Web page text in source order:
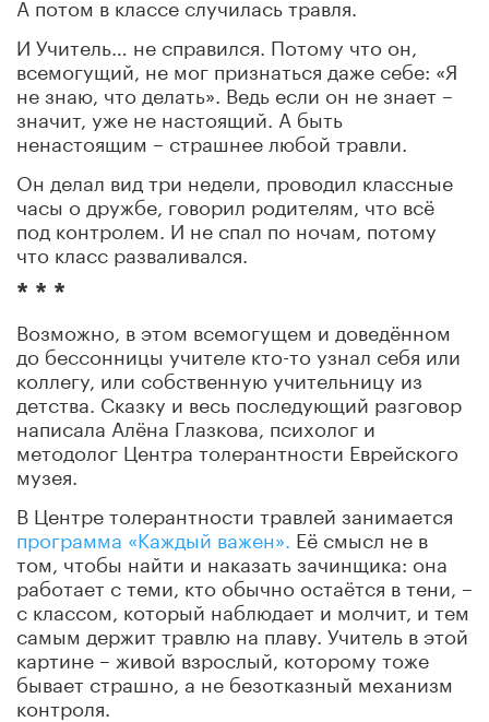
И Учитель… не справился. Потому что он,
всемогущий, не мог признаться даже себе: «Я
не знаю, что делать». Ведь если он не знает –
значит, уже не настоящий. А быть
ненастоящим – страшнее любой травли.
Он делал вид три недели, проводил классные
часы о дружбе, говорил родителям, что всё
под контролем. И не спал по ночам, потому
что класс разваливался.
* * *
Возможно, в этом всемогущем и доведённом
до бессонницы учителе кто-то узнал себя или
коллегу, или собственную учительницу из
детства. Сказку и весь последующий разговор
написала Алёна Глазкова, психолог и
методолог Центра толерантности Еврейского
музея.
В Центре толерантности травлей занимается
программа «Каждый важен». Её смысл не в
том, чтобы найти и наказать зачинщика: она
работает с теми, кто обычно остаётся в тени, –
с классом, который наблюдает и молчит, и тем
самым держит травлю на плаву. Учитель в этой
картине – живой взрослый, которому тоже
бывает страшно, а не безотказный механизм
контроля.